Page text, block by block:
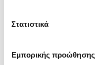
Στατιστικά
Εμπορικής προώθησης
9